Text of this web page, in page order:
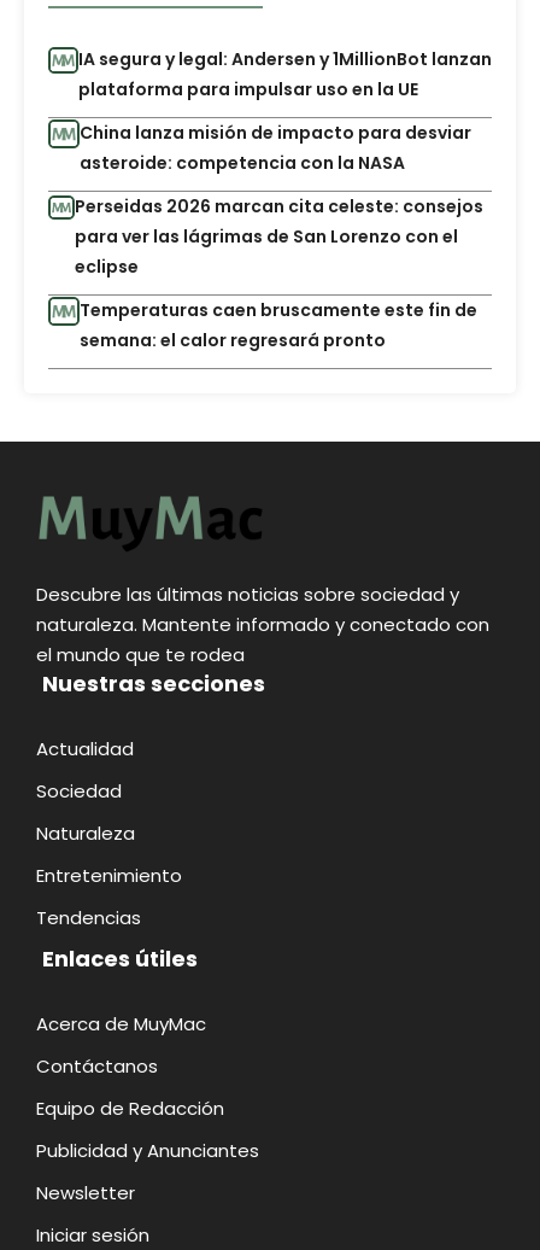
IA segura y legal: Andersen y 1MillionBot lanzan
plataforma para impulsar uso en la UE
China lanza misión de impacto para desviar
asteroide: competencia con la NASA
Perseidas 2026 marcan cita celeste: consejos
para ver las lágrimas de San Lorenzo con el
eclipse
Temperaturas caen bruscamente este fin de
semana: el calor regresará pronto
Descubre las últimas noticias sobre sociedad y
naturaleza. Mantente informado y conectado con
el mundo que te rodea
Nuestras secciones
Actualidad
Sociedad
Naturaleza
Entretenimiento
Tendencias
Enlaces útiles
Acerca de MuyMac
Contáctanos
Equipo de Redacción
Publicidad y Anunciantes
Newsletter
Iniciar sesión